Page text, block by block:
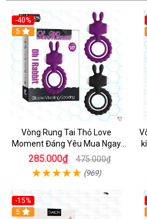
-40%
5
Vòng Rung Tai Thỏ Love
Moment Đáng Yêu Mua Ngay
Giá Tốt
285.000₫ 475.000₫
(969)
-15%
Hot
5